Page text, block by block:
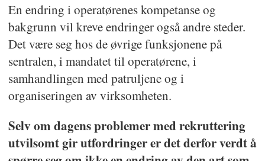
En endring i operatørenes kompetanse og
bakgrunn vil kreve endringer også andre steder.
Det være seg hos de øvrige funksjonene på
sentralen, i mandatet til operatørene, i
samhandlingen med patruljene og i
organiseringen av virksomheten.
Selv om dagens problemer med rekruttering
utvilsomt gir utfordringer er det derfor verdt å